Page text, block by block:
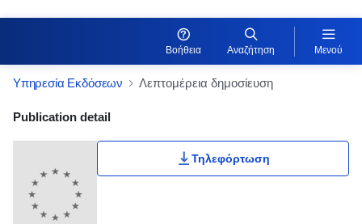
Βοήθεια Αναζήτηση Μενού
Υπηρεσία Εκδόσεων Λεπτομέρεια δημοσίευση
Publication Detail Actions Portlet
Publication detail
Τηλεφόρτωση